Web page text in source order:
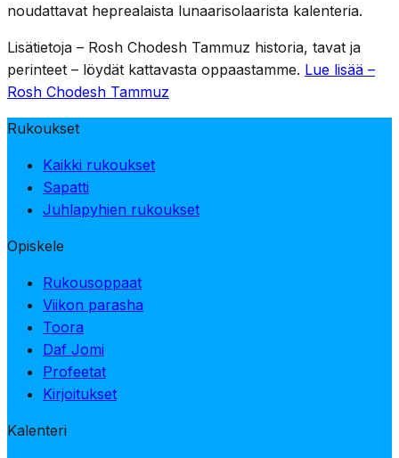
noudattavat heprealaista lunaarisolaarista kalenteria.
Lisätietoja – Rosh Chodesh Tammuz historia, tavat ja
perinteet – löydät kattavasta oppaastamme. Lue lisää –
Rosh Chodesh Tammuz
Rukoukset
Kaikki rukoukset
Sapatti
Juhlapyhien rukoukset
Opiskele
Rukousoppaat
Viikon parasha
Toora
Daf Jomi
Profeetat
Kirjoitukset
Kalenteri